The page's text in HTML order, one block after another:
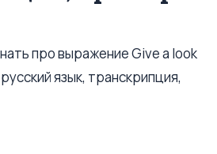
про выражение Give a look
язык, транскрипция,